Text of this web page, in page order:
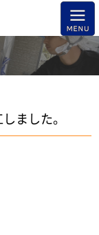
ました。